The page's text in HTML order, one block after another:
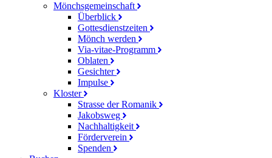
Mönchsgemeinschaft
Überblick
Gottesdienstzeiten
Mönch werden
Via-vitae-Programm
Oblaten
Gesichter
Impulse
Kloster
Strasse der Romanik
Jakobsweg
Nachhaltigkeit
Förderverein
Spenden